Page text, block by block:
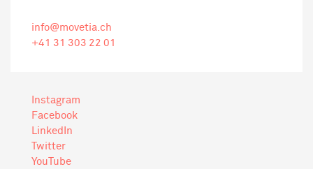
info@movetia.ch
+41 31 303 22 01
Instagram
Facebook
LinkedIn
Twitter
YouTube